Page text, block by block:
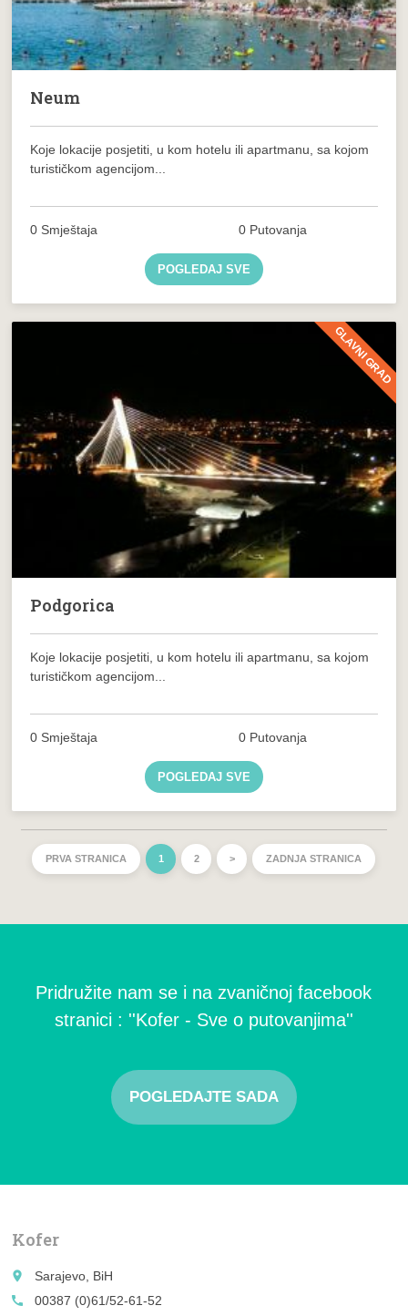
Neum
Koje lokacije posjetiti, u kom hotelu ili apartmanu, sa kojom
turističkom agencijom...
0 Smještaja 0 Putovanja
POGLEDAJ SVE
GLAVNI GRAD
Podgorica
Koje lokacije posjetiti, u kom hotelu ili apartmanu, sa kojom
turističkom agencijom...
0 Smještaja 0 Putovanja
POGLEDAJ SVE
PRVA STRANICA 1 2 > ZADNJA STRANICA
Pridružite nam se i na zvaničnoj facebook
stranici : ''Kofer - Sve o putovanjima''
POGLEDAJTE SADA
Kofer
place
Sarajevo, BiH
call
00387 (0)61/52-61-52